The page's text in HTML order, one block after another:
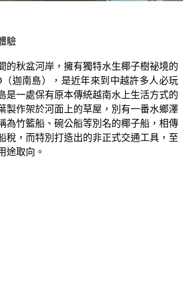
的秋盆河岸，擁有獨特水生椰子樹祕境的
迦南島），是近年來到中越許多人必玩
是一處保有原本傳統越南水上生活方式的
製作架於河面上的草屋，別有一番水鄉澤
為竹籃船、碗公船等別名的椰子船，相傳
稅，而特別打造出的非正式交通工具，至